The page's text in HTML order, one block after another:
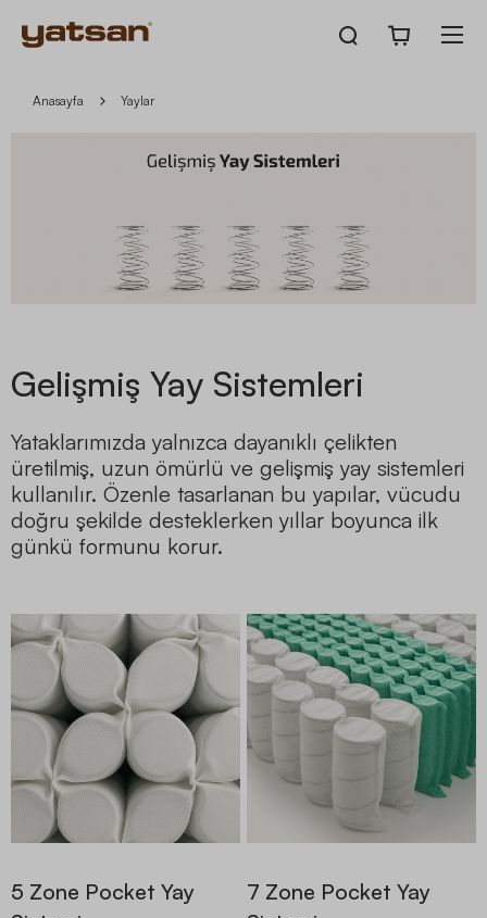
Anasayfa Yaylar
Gelişmiş Yay Sistemleri
Yataklarımızda yalnızca dayanıklı çelikten
üretilmiş, uzun ömürlü ve gelişmiş yay sistemleri
kullanılır. Özenle tasarlanan bu yapılar, vücudu
doğru şekilde desteklerken yıllar boyunca ilk
günkü formunu korur.
5 Zone Pocket Yay
7 Zone Pocket Yay